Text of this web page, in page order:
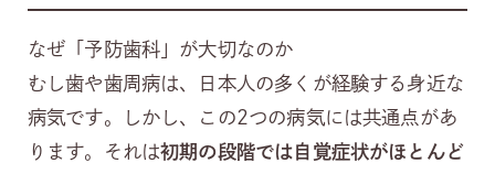
なぜ「予防歯科」が大切なのか
むし歯や歯周病は、日本人の多くが経験する身近な
病気です。しかし、この2つの病気には共通点があ
ります。それは初期の段階では自覚症状がほとんど